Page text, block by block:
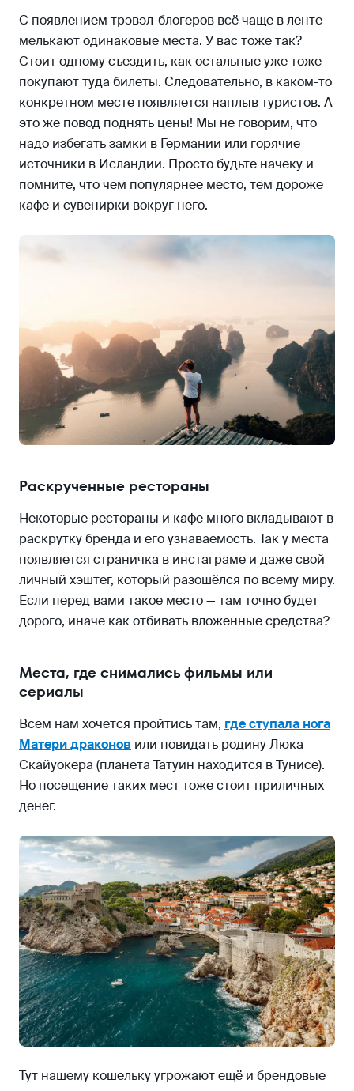
С появлением трэвэл-блогеров всё чаще в ленте
мелькают одинаковые места. У вас тоже так?
Стоит одному съездить, как остальные уже тоже
покупают туда билеты. Следовательно, в каком-то
конкретном месте появляется наплыв туристов. А
это же повод поднять цены! Мы не говорим, что
надо избегать замки в Германии или горячие
источники в Исландии. Просто будьте начеку и
помните, что чем популярнее место, тем дороже
кафе и сувенирки вокруг него.
Раскрученные рестораны
Некоторые рестораны и кафе много вкладывают в
раскрутку бренда и его узнаваемость. Так у места
появляется страничка в инстаграме и даже свой
личный хэштег, который разошёлся по всему миру.
Если перед вами такое место — там точно будет
дорого, иначе как отбивать вложенные средства?
Места, где снимались фильмы или
сериалы
Всем нам хочется пройтись там, где ступала нога
Матери драконов или повидать родину Люка
Скайуокера (планета Татуин находится в Тунисе).
Но посещение таких мест тоже стоит приличных
денег.
Тут нашему кошельку угрожают ещё и брендовые